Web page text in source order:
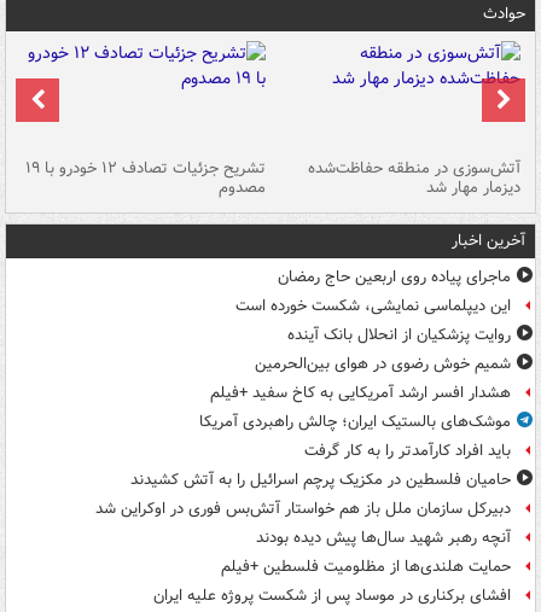
حوادث
آتش‌سوزی در منطقه حفاظت‌شده
دیزمار مهار شد
تشریح جزئیات تصادف ۱۲ خودرو با ۱۹
مصدوم
آخرین اخبار
ماجرای پیاده روی اربعین حاج رمضان
این دیپلماسی نمایشی، شکست خورده است
روایت پزشکیان از انحلال بانک آینده
شمیم خوش رضوی در هوای بین‌الحرمین
هشدار افسر ارشد آمریکایی به کاخ سفید +فیلم
موشک‌های بالستیک ایران؛ چالش راهبردی آمریکا
باید افراد کارآمدتر را به کار گرفت
حامیان فلسطین در مکزیک پرچم اسرائیل را به آتش کشیدند
دبیرکل سازمان ملل باز هم خواستار آتش‌بس فوری در اوکراین شد
آنچه رهبر شهید سال‌ها پیش دیده بودند
حمایت هلندی‌ها از مظلومیت فلسطین +فیلم
افشای برکناری در موساد پس از شکست پروژه علیه ایران